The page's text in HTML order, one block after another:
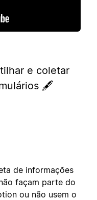
e coletar
🖋️
de informações
façam parte do
ou não usem o